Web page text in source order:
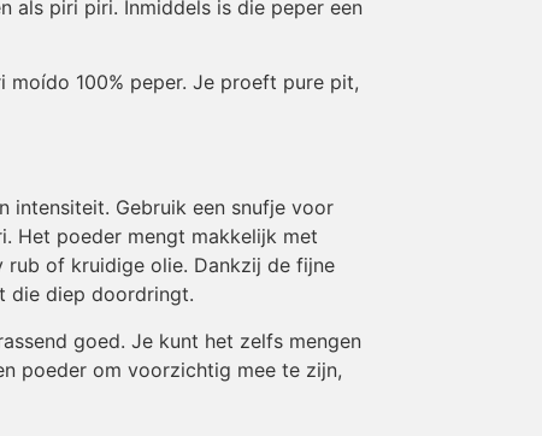
als piri piri. Inmiddels is die peper een
100% peper. Je proeft pure pit,
intensiteit. Gebruik een snufje voor
Het poeder mengt makkelijk met
of kruidige olie. Dankzij de fijne
die diep doordringt.
goed. Je kunt het zelfs mengen
poeder om voorzichtig mee te zijn,